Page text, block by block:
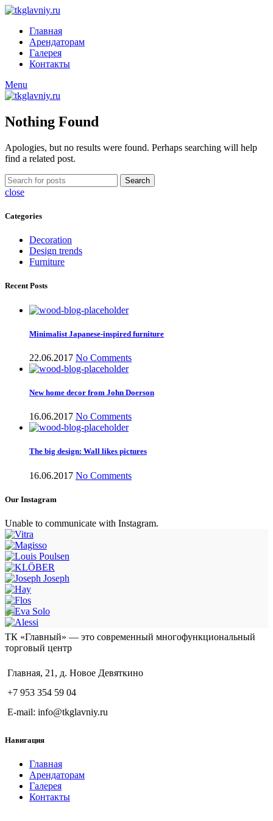
Главная
Арендаторам
Галерея
Контакты
Menu
Nothing Found
Apologies, but no results were found. Perhaps searching will help
find a related post.
Search
close
Categories
Decoration
Design trends
Furniture
Recent Posts
Minimalist Japanese-inspired furniture
22.06.2017 No Comments
New home decor from John Doerson
16.06.2017 No Comments
The big design: Wall likes pictures
16.06.2017 No Comments
Our Instagram
Unable to communicate with Instagram.
ТК «Главный» — это современный многофункциональный
торговый центр
Главная, 21, д. Новое Девяткино
+7 953 354 59 04
E-mail: info@tkglavniy.ru
Навигация
Главная
Арендаторам
Галерея
Контакты